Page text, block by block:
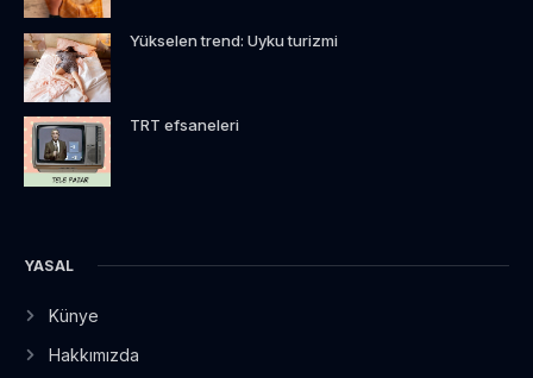
Yükselen trend: Uyku turizmi
TRT efsaneleri
YASAL
Künye
Hakkımızda